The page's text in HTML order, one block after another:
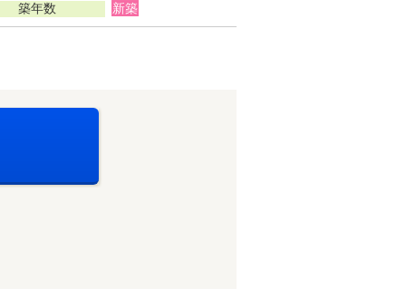
築年数 新築